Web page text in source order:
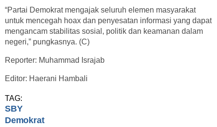
“Partai Demokrat mengajak seluruh elemen masyarakat
untuk mencegah hoax dan penyesatan informasi yang dapat
mengancam stabilitas sosial, politik dan keamanan dalam
negeri,” pungkasnya. (C)
Reporter: Muhammad Israjab
Editor: Haerani Hambali
TAG:
SBY
Demokrat